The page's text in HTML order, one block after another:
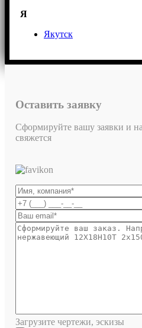
Я
Якутск
Оставить заявку
Сформируйте вашу заявки и
свяжется
Загрузите чертежи, эскизы